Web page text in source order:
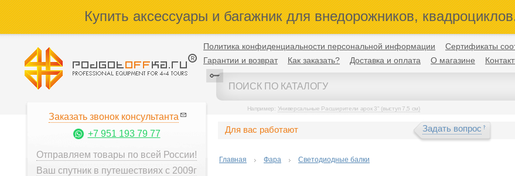
Купить аксессуары и багажник для внедорожников,
Политика конфиденциальности персональной информации
Сертификаты
Гарантии и возврат
Как заказать? Доставка и оплата О магазине
Например: Универсальные Расширители арок 3" (выступ 7,5 см)
Заказать звонок консультанта
+7 951 193 79 77
Отправляем товары по всей России!
Ваш спутник в путешествиях с 2009г
Для вас работают Задать вопрос
Главная Фара Светодиодные балки